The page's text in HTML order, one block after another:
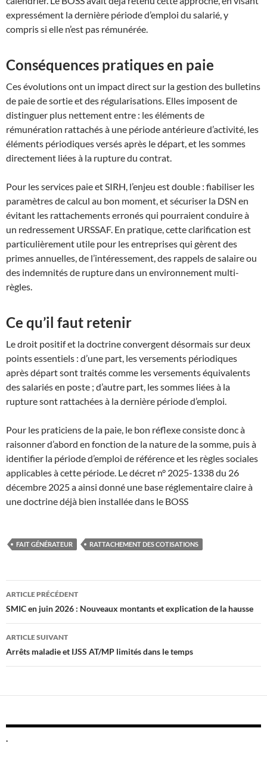
expressément la dernière période d’emploi du salarié, y
compris si elle n’est pas rémunérée.
Conséquences pratiques en paie
Ces évolutions ont un impact direct sur la gestion des bulletins
de paie de sortie et des régularisations. Elles imposent de
distinguer plus nettement entre : les éléments de
rémunération rattachés à une période antérieure d’activité, les
éléments périodiques versés après le départ, et les sommes
directement liées à la rupture du contrat.
Pour les services paie et SIRH, l’enjeu est double : fiabiliser les
paramètres de calcul au bon moment, et sécuriser la DSN en
évitant les rattachements erronés qui pourraient conduire à
un redressement URSSAF. En pratique, cette clarification est
particulièrement utile pour les entreprises qui gèrent des
primes annuelles, de l’intéressement, des rappels de salaire ou
des indemnités de rupture dans un environnement multi-
règles.
Ce qu’il faut retenir
Le droit positif et la doctrine convergent désormais sur deux
points essentiels : d’une part, les versements périodiques
après départ sont traités comme les versements équivalents
des salariés en poste ; d’autre part, les sommes liées à la
rupture sont rattachées à la dernière période d’emploi.
Pour les praticiens de la paie, le bon réflexe consiste donc à
raisonner d’abord en fonction de la nature de la somme, puis à
identifier la période d’emploi de référence et les règles sociales
applicables à cette période. Le décret n° 2025-1338 du 26
décembre 2025 a ainsi donné une base réglementaire claire à
une doctrine déjà bien installée dans le BOSS
FAIT GÉNÉRATEUR RATTACHEMENT DES COTISATIONS
Navigation
des
articles
ARTICLE PRÉCÉDENT
SMIC en juin 2026 : Nouveaux montants et explication de la hausse
ARTICLE SUIVANT
Arrêts maladie et IJSS AT/MP limités dans le temps
.